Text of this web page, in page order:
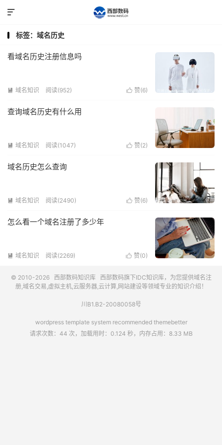

标签：域名历史
看域名历史注册信息吗
 域名知识 阅读(952)  赞(6)
查询域名历史有什么用
 域名知识 阅读(1047)  赞(2)
域名历史怎么查询
 域名知识 阅读(2490)  赞(6)
怎么看一个域名注册了多少年
 域名知识 阅读(2269)  赞(0)
© 2010-2026 西部数码知识库 西部数码旗下IDC知识库，为您提供域名注
册,域名交易,虚拟主机,云服务器,云计算,网站建设等领域专业的知识介绍！
川B1.B2-20080058号
wordpress template system recommended themebetter
请求次数：44 次，加载用时：0.124 秒，内存占用：8.33 MB